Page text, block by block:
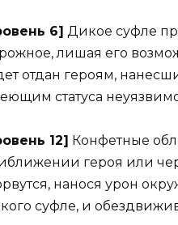
6] Дикое суфле
лишая его
отдан героям,
статуса
12] Конфетные
героя или
нанося урон
суфле, и